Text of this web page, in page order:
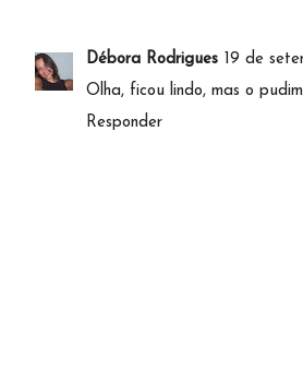
Débora Rodrigues 19 de
Olha, ficou lindo, mas o
Responder